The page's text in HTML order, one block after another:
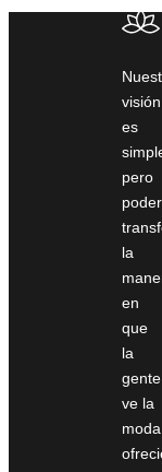
visión
es
pero
la
en
que
la
gente
ve la
moda,